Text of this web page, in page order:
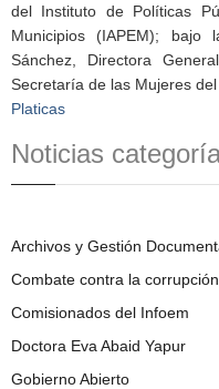
del Instituto de Políticas
Municipios (IAPEM); bajo
Sánchez, Directora
Secretaría de las Mujeres
Platicas
Noticias
Archivos y Gestión
Combate contra la corrupción
Comisionados del Infoem
Doctora Eva Abaid Yapur
Gobierno Abierto